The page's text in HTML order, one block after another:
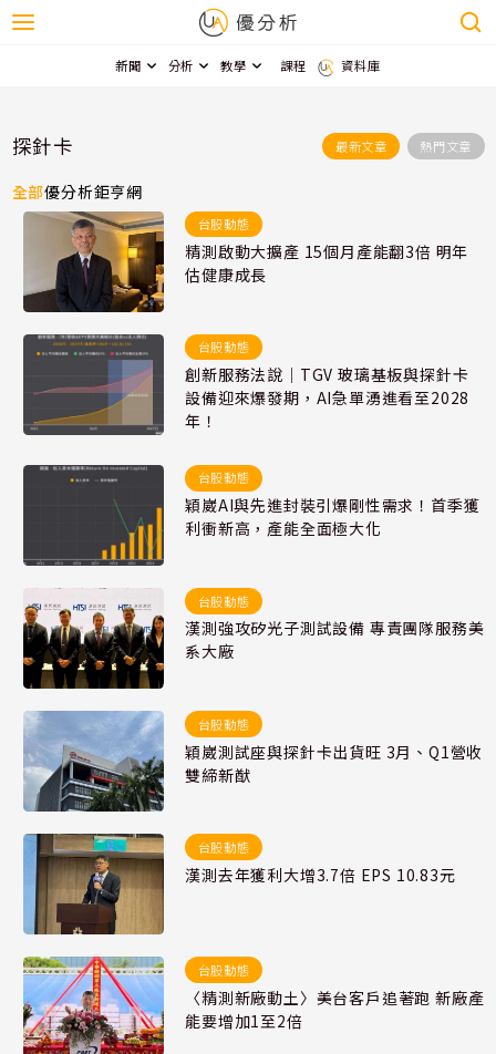
新聞 分析 教學 課程 資料庫
探針卡 最新文章 熱門文章
全部優分析鉅亨網
台股動態
精測啟動大擴產 15個月產能翻3倍 明年
估健康成長
台股動態
創新服務法說｜TGV 玻璃基板與探針卡
設備迎來爆發期，AI急單湧進看至2028
年！
台股動態
穎崴AI與先進封裝引爆剛性需求！首季獲
利衝新高，產能全面極大化
台股動態
漢測強攻矽光子測試設備 專責團隊服務美
系大廠
台股動態
穎崴測試座與探針卡出貨旺 3月、Q1營收
雙締新猷
台股動態
漢測去年獲利大增3.7倍 EPS 10.83元
台股動態
〈精測新廠動土〉美台客戶追著跑 新廠產
能要增加1至2倍